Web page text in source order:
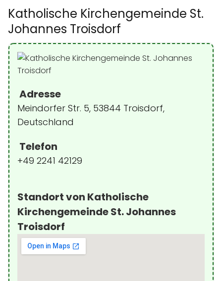
Katholische Kirchengemeinde St.
Johannes Troisdorf
Adresse
Meindorfer Str. 5, 53844 Troisdorf,
Deutschland
Telefon
+49 2241 42129
Standort von Katholische
Kirchengemeinde St. Johannes
Troisdorf